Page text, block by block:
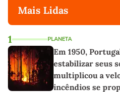
Mais Lidas
1 PLANETA
Em 1950,
estabilizar seus
multiplicou a
incêndios se